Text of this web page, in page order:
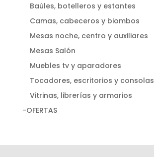
Baúles, botelleros y estantes
Camas, cabeceros y biombos
Mesas noche, centro y auxiliares
Mesas Salón
Muebles tv y aparadores
Tocadores, escritorios y consolas
Vitrinas, librerías y armarios
-OFERTAS